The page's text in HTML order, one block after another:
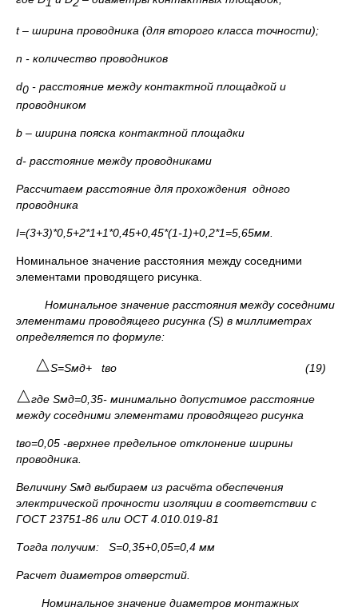
t– ширина проводника (для второго класса точности);
n - количество проводников
d0 - расстояние между контактной площадкой и
проводником
b – ширина пояска контактной площадки
d- расстояние между проводниками
Рассчитаем расстояние для прохождения одного
проводника
I=(3+3)*0,5+2*1+1*0,45+0,45*(1-1)+0,2*1=5,65мм.
Номинальное значение расстояния между соседними
элементами проводящего рисунка.
Номинальное значение расстояния между соседними
элементами проводящего рисунка (S) в миллиметрах
определяется по формуле:
S=Sмд+ tво (19)
где Sмд=0,35- минимально допустимое расстояние
между соседними элементами проводящего рисунка
tво=0,05 -верхнее предельное отклонение ширины
проводника.
ВеличинуSмд выбираем из расчёта обеспечения
электрической прочности изоляции в соответствии с
ГОСТ 23751-86 или ОСТ 4.010.019-81
Тогда получим: S=0,35+0,05=0,4 мм
Расчет диаметров отверстий.
Номинальное значение диаметров монтажных